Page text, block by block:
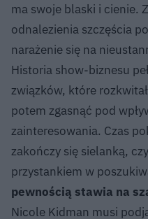
ma swoje blaski i cienie.
odnalezienia szczęścia
narażenie się na
Historia show-biznesu
związków, które
potem zgasnąć pod
zainteresowania. Czas
zakończy się sielanką,
przystankiem w
pewnością stawia na
Nicole Kidman musi